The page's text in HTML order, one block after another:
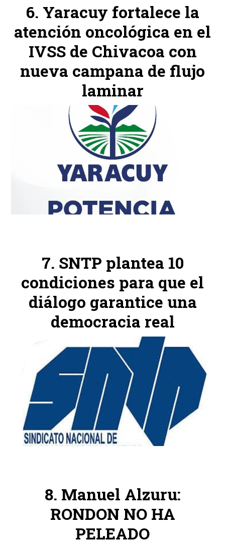
Yaracuy fortalece la
atención oncológica en el
IVSS de Chivacoa con
nueva campana de flujo
laminar
SNTP plantea 10
condiciones para que el
diálogo garantice una
democracia real
Manuel Alzuru:
RONDON NO HA
PELEADO